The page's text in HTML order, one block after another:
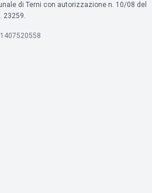
di Terni con autorizzazione n. 10/08 del
23259.